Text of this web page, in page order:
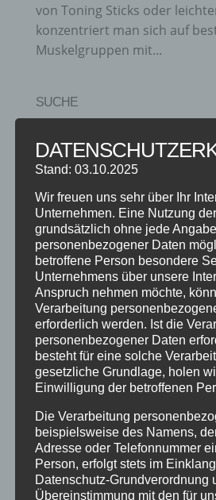
von Toning Sticks oder
konzentriert man sich auf
Muskelgruppen mit...
SUCHE
SCHNUPPERTAG 2026
Abschlussball 2026
WEIHNACHTSFERIEN
KATEGORIEN
Kategorien
SCHLAGWÖRTER
Charity
cool Corona
dancing
Deine Tanzschule
Ferien
Ferienprogramm Fitness
Stand: 03.10.2025
Wir freuen uns sehr über Ihr
Unternehmen. Eine Nutzung
grundsätzlich ohne jede Angabe
personenbezogener Daten
betroffene Person besondere
Unternehmens über unsere
Anspruch nehmen möchte,
Verarbeitung
erforderlich werden. Ist die
personenbezogener Daten
besteht für eine solche
gesetzliche Grundlage, holen
Einwilligung der betroffenen
Die Verarbeitung
beispielsweise des Namens,
Adresse oder Telefonnummer
Person, erfolgt stets im
Datenschutz-Grundverordnung
Übereinstimmung mit den für